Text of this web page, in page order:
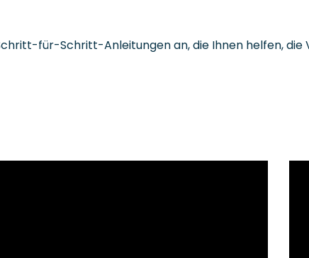
für-Schritt-Anleitungen an, die Ihnen helfen,